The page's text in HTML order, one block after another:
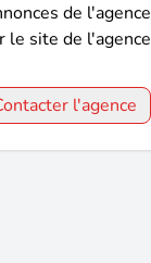
de l'agence
le site de l'agence
l'agence